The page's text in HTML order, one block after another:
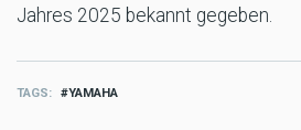
Jahres 2025 bekannt gegeben.
TAGS YAMAHA